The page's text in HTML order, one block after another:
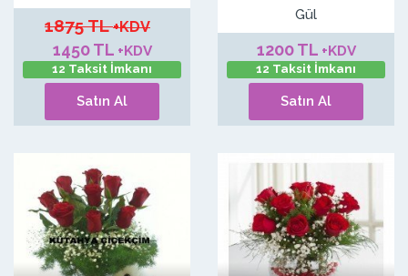
1875 TL+KDV
1450 TL +KDV
12 Taksit İmkanı
Satın Al
Gül
1200 TL +KDV
12 Taksit İmkanı
Satın Al